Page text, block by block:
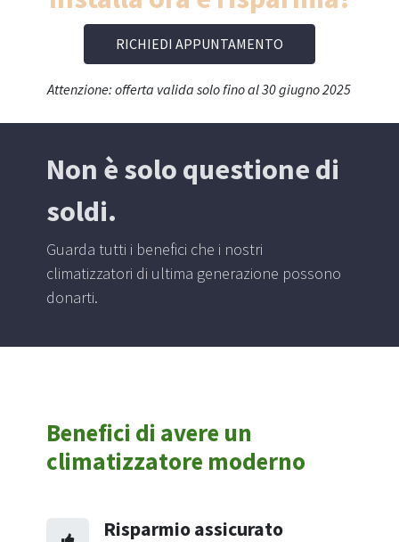
RICHIEDI APPUNTAMENTO
Attenzione: offerta valida solo fino al 30 giugno 2025
Non è solo questione di
soldi.
Guarda tutti i benefici che i nostri
climatizzatori di ultima generazione possono
donarti.
Benefici di avere un
climatizzatore moderno
Risparmio assicurato